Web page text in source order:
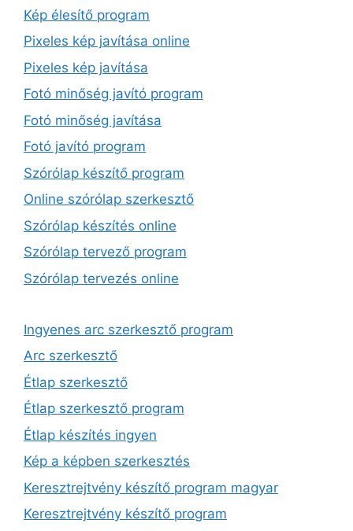
Kép élesítő program
Pixeles kép javítása online
Pixeles kép javítása
Fotó minőség javító program
Fotó minőség javítása
Fotó javító program
Szórólap készítő program
Online szórólap szerkesztő
Szórólap készítés online
Szórólap tervező program
Szórólap tervezés online
Ingyenes arc szerkesztő program
Arc szerkesztő
Étlap szerkesztő
Étlap szerkesztő program
Étlap készítés ingyen
Kép a képben szerkesztés
Keresztrejtvény készítő program magyar
Keresztrejtvény készítő program